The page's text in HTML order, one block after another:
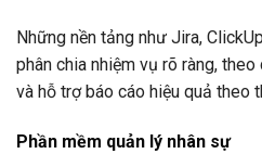
Những nền tảng như Jira,
phân chia nhiệm vụ rõ ràng,
và hỗ trợ báo cáo hiệu quả theo
Phần mềm quản lý nhân sự